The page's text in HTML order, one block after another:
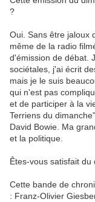
?
Oui. Sans être jaloux
même de la radio
d'émission de débat.
sociétales, j'ai écrit
mais je le suis
qui n'est pas
et de participer à la
Terriens du
David Bowie. Ma
et la politique.
Êtes-vous satisfait
Cette bande de
: Franz-Olivier